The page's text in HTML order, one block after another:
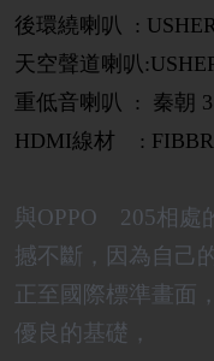
後環繞喇叭 :
天空聲道喇叭
重低音喇叭 : 秦朝
HDMI線材 : FIBBR
與OPPO 205相處
撼不斷，因為自己
正至國際標準畫面
優良的基礎，